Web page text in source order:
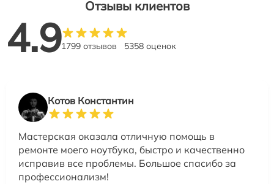
Отзывы клиентов
4.91799 отзывов 5358 оценок
Котов Константин
Мастерская оказала отличную помощь в
ремонте моего ноутбука, быстро и качественно
исправив все проблемы. Большое спасибо за
профессионализм!